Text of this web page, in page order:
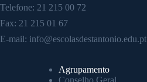
Telefone: 21 215 00 72
Fax: 21 215 01 67
E-mail: info@escolasdestantonio.edu.pt
Agrupamento
Conselho Geral